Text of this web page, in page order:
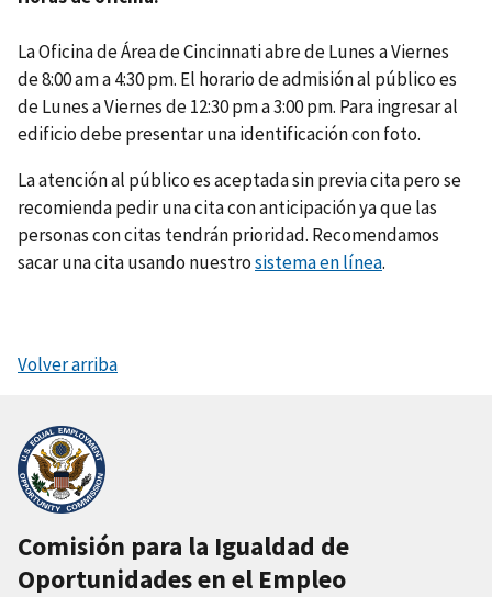
La Oficina de Área de Cincinnati abre de Lunes a Viernes
de 8:00 am a 4:30 pm. El horario de admisión al público es
de Lunes a Viernes de 12:30 pm a 3:00 pm. Para ingresar al
edificio debe presentar una identificación con foto.
La atención al público es aceptada sin previa cita pero se
recomienda pedir una cita con anticipación ya que las
personas con citas tendrán prioridad. Recomendamos
sacar una cita usando nuestrosistema en línea.
Volver arriba
Comisión para la Igualdad de
Oportunidades en el Empleo